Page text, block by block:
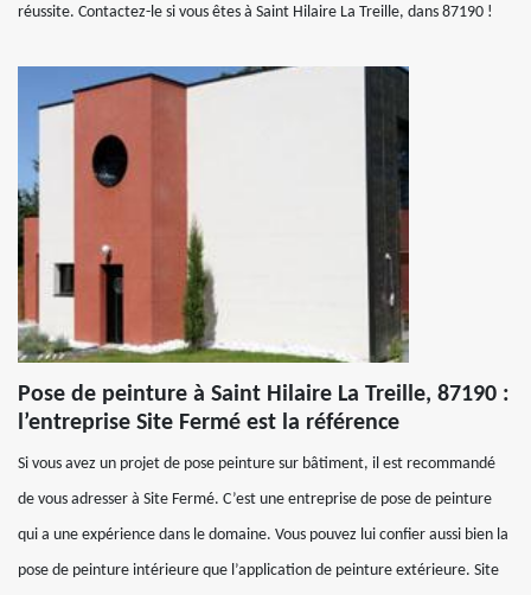
réussite. Contactez-le si vous êtes à Saint Hilaire La Treille, dans 87190 !
Pose de peinture à Saint Hilaire La Treille, 87190 :
l’entreprise Site Fermé est la référence
Si vous avez un projet de pose peinture sur bâtiment, il est recommandé
de vous adresser à Site Fermé. C’est une entreprise de pose de peinture
qui a une expérience dans le domaine. Vous pouvez lui confier aussi bien la
pose de peinture intérieure que l’application de peinture extérieure. Site